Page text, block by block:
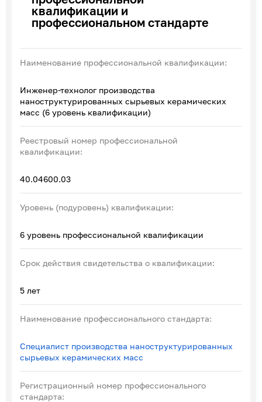
Эксперты по ПОА
Соглашения с отраслевыми СПК
квалификации и
профессиональном стандарте
Наименование профессиональной квалификации:
Инженер-технолог производства
наноструктурированных сырьевых керамических
масс (6 уровень квалификации)
Реестровый номер профессиональной
квалификации:
40.04600.03
Уровень (подуровень) квалификации:
6 уровень профессиональной квалификации
Срок действия свидетельства о квалификации:
5 лет
Наименование профессионального стандарта:
Специалист производства наноструктурированных
сырьевых керамических масс
Регистрационный номер профессионального
стандарта: